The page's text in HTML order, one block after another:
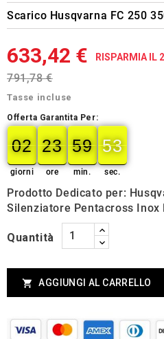
Scarico Husqvarna FC 250
633,42 € RISPARMIA IL
791,78 €
Tasse incluse
Offerta Garantita Per:
02
02
00
giorni
23
23
00
ore
59
59
00
min.
52
52
53
sec.
Prodotto Dedicato per:
Silenziatore Pentacross Inox
Quantità
 AGGIUNGI AL CARRELLO